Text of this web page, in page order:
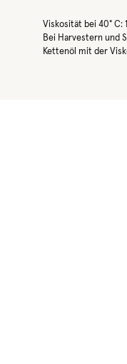
Viskosität bei 40° C:
Bei Harvestern und
Kettenöl mit der